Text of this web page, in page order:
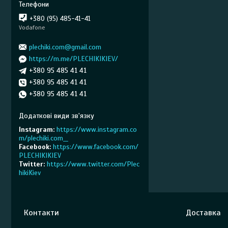
+380 (95) 485-41-41
Vodafone
plechiki.com@gmail.com
https://m.me/PLECHIKIKIEV/
+380 95 485 41 41
+380 95 485 41 41
+380 95 485 41 41
Instagram https://www.instagram.co
m/plechiki.com__
Facebook https://www.facebook.com/
PLECHIKIKIEV
Twitter https://www.twitter.com/Plec
hikiKiev
Контакти Доставка